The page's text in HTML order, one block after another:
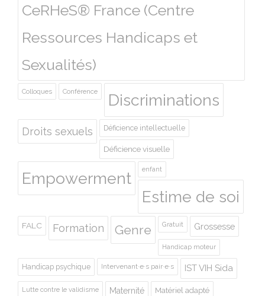
CeRHeS® France (Centre
Ressources Handicaps et
Sexualités)
Colloques Conférence Discriminations
Droits sexuels Déficience intellectuelle
Déficience visuelle
Empowerment enfant
Estime de soi
FALC Formation Genre Gratuit Grossesse
Handicap moteur
Handicap psychique Intervenant·e·s pair·e·s IST VIH Sida
Lutte contre le validisme Maternité Matériel adapté